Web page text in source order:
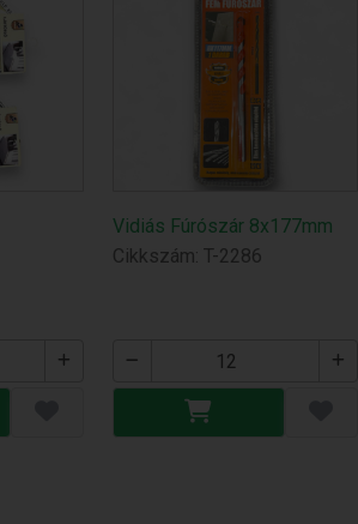
Vidiás Fúrószár 8x177mm
Cikkszám: T-2286